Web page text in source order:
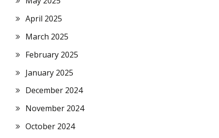
April 2025
March 2025
February 2025
January 2025
December 2024
November 2024
October 2024